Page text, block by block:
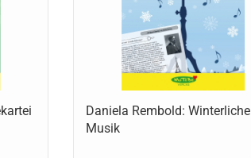
Daniela Rembold: Winterliche
Musik